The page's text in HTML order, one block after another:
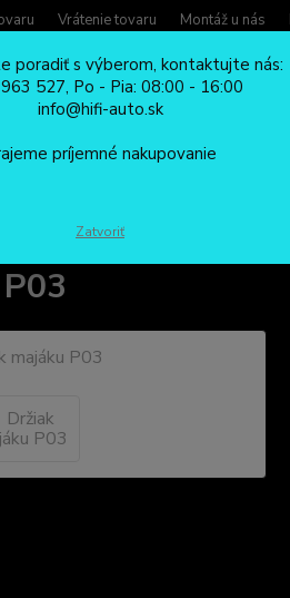
Vrátenie tovaru Montáž u nás
SVETLÁ Hroty,
poradiť s výberom, kontaktujte nás:
527, Po - Pia: 08:00 - 16:00
info@hifi-auto.sk
príjemné nakupovanie
Zatvoriť